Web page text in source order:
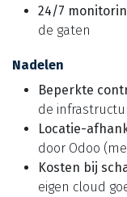
24/7
de gaten
Nadelen
Beperkte
de
Locatie-
door Odoo
Kosten bij
eigen cloud